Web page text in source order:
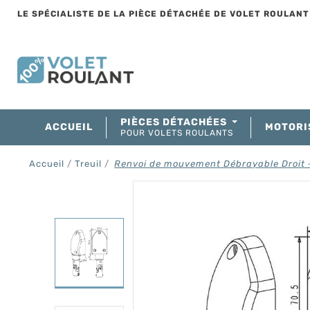
LE SPÉCIALISTE DE LA PIÈCE DÉTACHÉE DE VOLET
ACCUEIL PIÈCES DÉTACHÉES
POUR VOLETS ROULANTS
Accueil Treuil Renvoi de mouvement Débrayable Droit